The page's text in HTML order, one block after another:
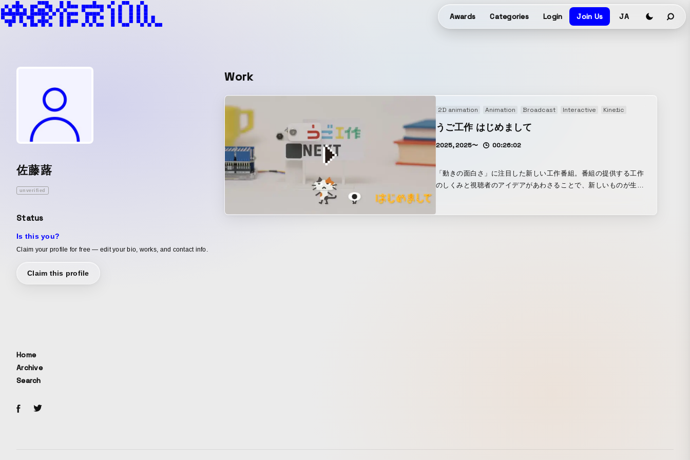
Awards Categories Login Join Us JA
佐藤蕗
unverified
Status
Is this you?
Claim your profile for free — edit your bio, works, and contact info.
Claim this profile
Work
2D animation Animation Broadcast Interactive Kinetic
うご工作 はじめまして
2025, 2025〜 00:26:02
「動きの面白さ」に注目した新しい工作番組。番組の提供する工作
のしくみと視聴者のアイデアがあわさることで、新しいものが生ま
Home
Archive
Search